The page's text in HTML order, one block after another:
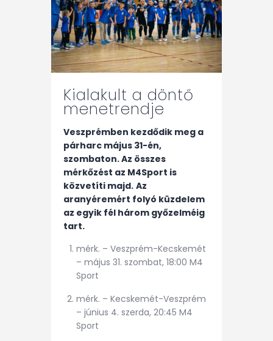
Hírek
Kapcsolat
Kialakult a döntő
menetrendje
Veszprémben kezdődik meg a
párharc május 31-én,
szombaton. Az összes
mérkőzést az M4Sport is
közvetíti majd. Az
aranyéremért folyó küzdelem
az egyik fél három győzelméig
tart.
mérk. – Veszprém-Kecskemét
– május 31. szombat, 18:00 M4
Sport
mérk. – Kecskemét-Veszprém
– június 4. szerda, 20:45 M4
Sport